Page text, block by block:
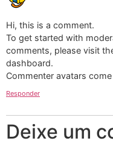
Hi, this is a comment.
To get started with
comments, please visit
dashboard.
Commenter avatars
Responder
Deixe um